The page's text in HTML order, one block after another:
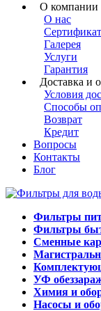
О компании
О нас
Галерея
Услуги
Гарантия
Доставка и
Условия
Способы
Возврат
Кредит
Вопросы
Контакты
Блог
Фильтры
Фильтры
Сменные
УФ
Химия и
Насосы и